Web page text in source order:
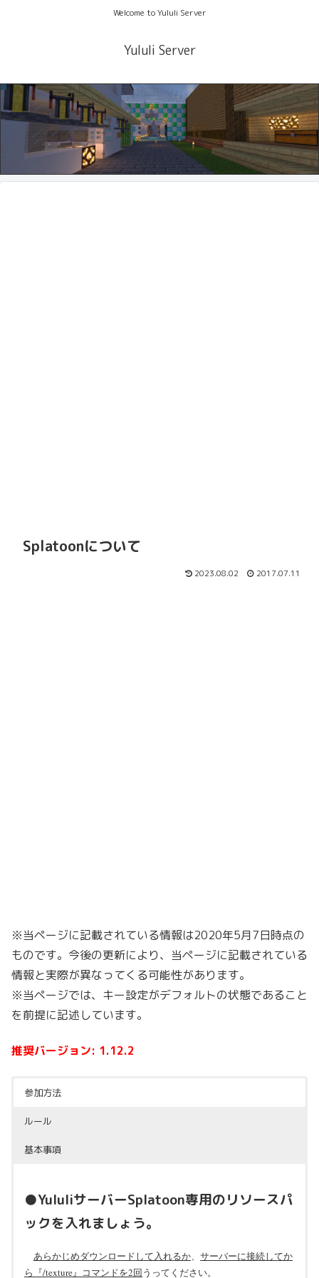
Welcome to Yululi Server
Yululi Server
Splatoonについて
2023.08.02 2017.07.11
※当ページに記載されている情報は2020年5月7日時点の
ものです。今後の更新により、当ページに記載されている
情報と実際が異なってくる可能性があります。
※当ページでは、キー設定がデフォルトの状態であること
を前提に記述しています。
推奨バージョン: 1.12.2
参加方法
ルール
基本事項
●YululiサーバーSplatoon専用のリソースパ
ックを入れましょう。
あらかじめダウンロードして入れるか、 サーバーに接続してか
ら『/texture』コマンドを2回うってください。